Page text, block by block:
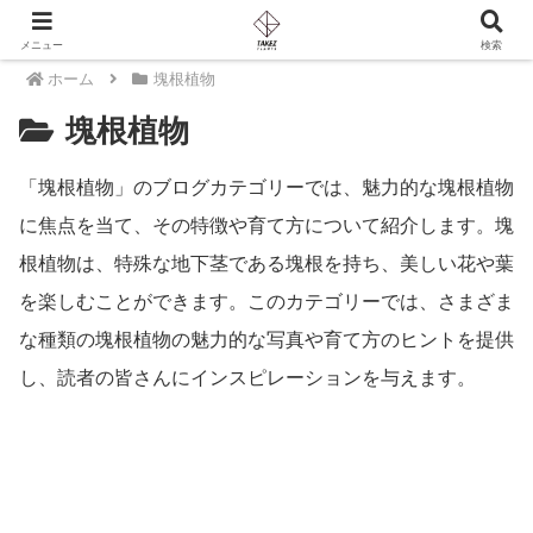
ホーム 塊根植物
塊根植物
「塊根植物」のブログカテゴリーでは、魅力的な塊根植物
に焦点を当て、その特徴や育て方について紹介します。塊
根植物は、特殊な地下茎である塊根を持ち、美しい花や葉
を楽しむことができます。このカテゴリーでは、さまざま
な種類の塊根植物の魅力的な写真や育て方のヒントを提供
し、読者の皆さんにインスピレーションを与えます。
メニュー 検索